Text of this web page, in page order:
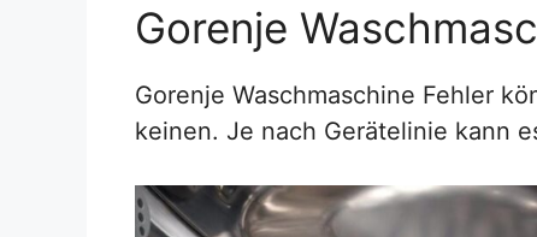
Gorenje
Gorenje Waschmaschine Fehler
keinen. Je nach Gerätelinie kann